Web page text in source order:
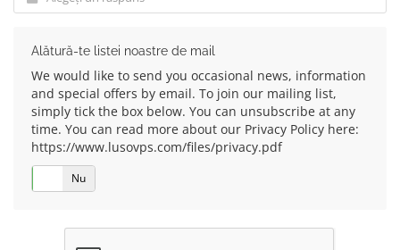
Alătură-te listei noastre de mail
We would like to send you occasional news, information
and special offers by email. To join our mailing list,
simply tick the box below. You can unsubscribe at any
time. You can read more about our Privacy Policy here:
https://www.lusovps.com/files/privacy.pdf
Nu